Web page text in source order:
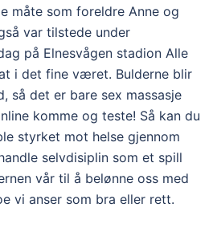
måte som foreldre Anne og
var tilstede under
på Elnesvågen stadion Alle
i det fine været. Bulderne blir
så det er bare sex massasje
komme og teste! Så kan du
styrket mot helse gjennom
selvdisiplin som et spill
vår til å belønne oss med
vi anser som bra eller rett.